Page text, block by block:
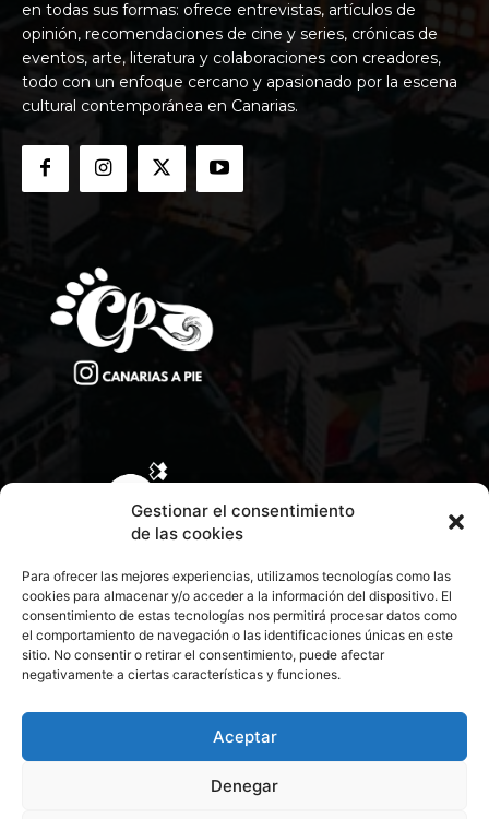
Gestionar el consentimiento
de las cookies
Para ofrecer las mejores experiencias, utilizamos tecnologías como las
cookies para almacenar y/o acceder a la información del dispositivo. El
consentimiento de estas tecnologías nos permitirá procesar datos como
el comportamiento de navegación o las identificaciones únicas en este
sitio. No consentir o retirar el consentimiento, puede afectar
negativamente a ciertas características y funciones.
Aceptar
Denegar
en todas sus formas: ofrece entrevistas, artículos de
opinión, recomendaciones de cine y series, crónicas de
eventos, arte, literatura y colaboraciones con creadores,
todo con un enfoque cercano y apasionado por la escena
cultural contemporánea en Canarias.
CONTACTA CON NOSOTROS